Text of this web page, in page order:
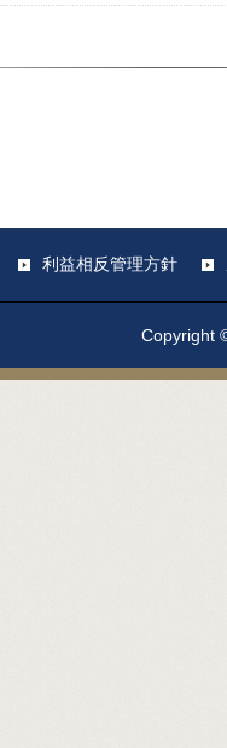
利益相反管理方針
Copyright